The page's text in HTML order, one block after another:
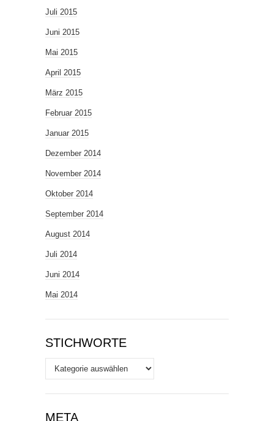
Juli 2015
Juni 2015
Mai 2015
April 2015
März 2015
Februar 2015
Januar 2015
Dezember 2014
November 2014
Oktober 2014
September 2014
August 2014
Juli 2014
Juni 2014
Mai 2014
STICHWORTE
Stichworte
META